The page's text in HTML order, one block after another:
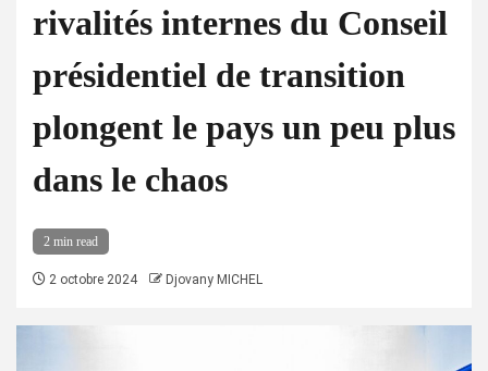
rivalités internes du Conseil
présidentiel de transition
plongent le pays un peu plus
dans le chaos
2 min read
2 octobre 2024 Djovany MICHEL